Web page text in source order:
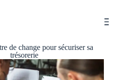
de change pour sécuriser sa
trésorerie